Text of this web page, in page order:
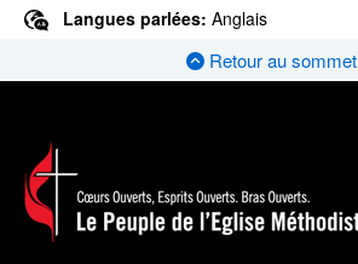
Langues parlées: Anglais
Retour au sommet